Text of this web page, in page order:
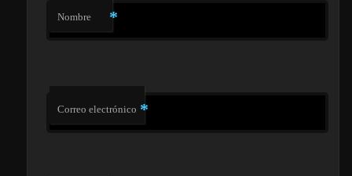
Nombre *
Correo electrónico *